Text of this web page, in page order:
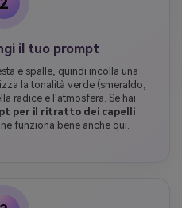
il tuo prompt
e spalle, quindi incolla una
la tonalità verde (smeraldo,
radice e l'atmosfera. Se hai
per il ritratto dei capelli
funziona bene anche qui.